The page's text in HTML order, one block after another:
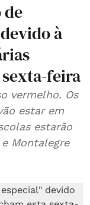
de
à
sexta-feira
vermelho. Os
estar em
estarão
Montalegre